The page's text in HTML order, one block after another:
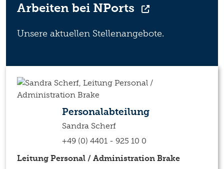
Arbeiten bei NPorts
Unsere aktuellen Stellenangebote.
Personalabteilung
Sandra Scherf
+49 (0) 4401 - 925 10 0
Leitung Personal / Administration Brake